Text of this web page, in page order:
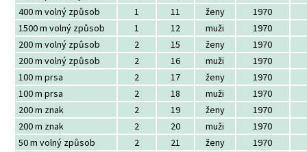
400 m volný způsob
1 11 ženy
1970
1500 m volný způsob
1 12 muži
1970
200 m volný způsob
2 15 ženy
1970
200 m volný způsob
2 16 muži
1970
100 m prsa
2 17 ženy
1970
100 m prsa
2 18 muži
1970
200 m znak
2 19 ženy
1970
200 m znak
2 20 muži
1970
50 m volný způsob
2 21 ženy
1970